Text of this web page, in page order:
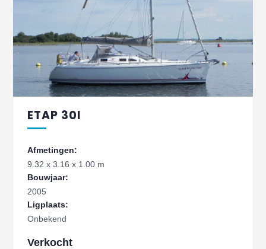
ETAP 30I
Afmetingen:
9.32 x 3.16 x 1.00 m
Bouwjaar:
2005
Ligplaats:
Onbekend
Verkocht